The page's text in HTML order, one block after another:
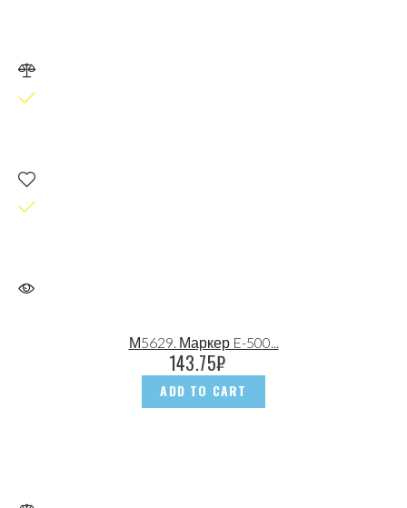
М5629. Маркер E-500...
143.75₽
ADD TO CART